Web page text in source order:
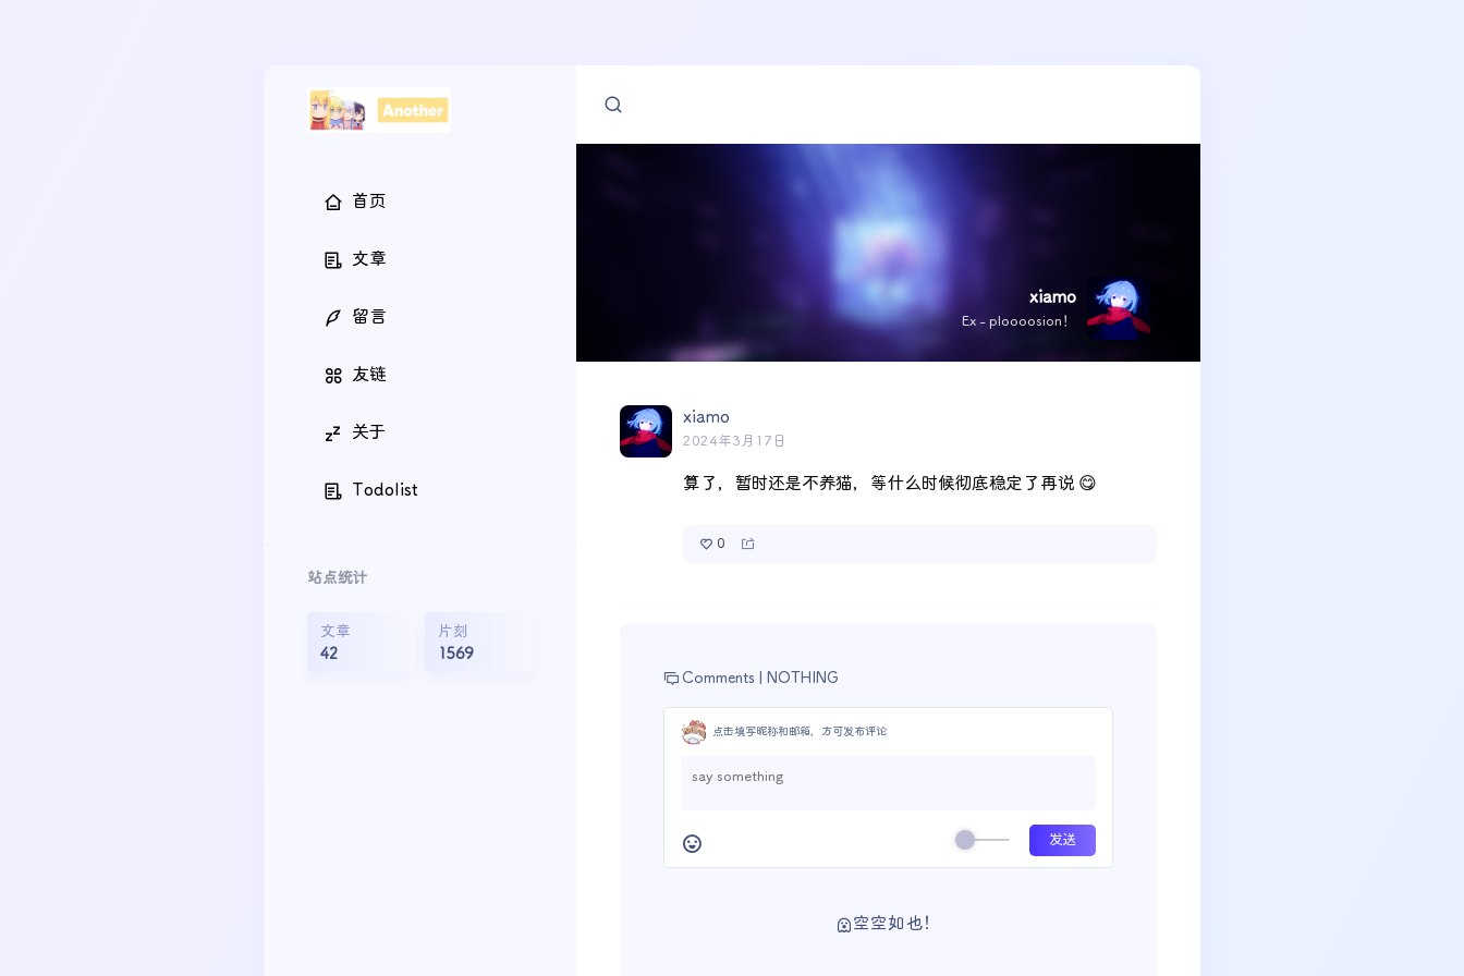
首页
文章
留言
友链
关于
Todolist
站点统计
文章
42
片刻
1569
xiamo
Ex - ploooosion！
xiamo
2024年3月17日
算了，暂时还是不养猫，等什么时候彻底稳定了再说 😋
0
Comments | NOTHING
点击填写昵称和邮箱，方可发布评论
空空如也！